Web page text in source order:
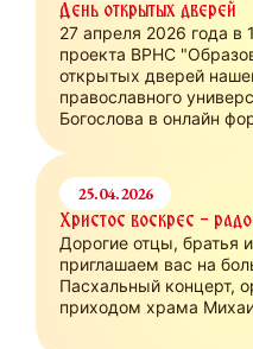
День открытых дверей
27 апреля 2026 года в
проекта ВРНС
открытых дверей
православного
Богослова в онлайн
25.04.2026
Христос воскрес -
Дорогие отцы, братья
приглашаем вас на
Пасхальный концерт,
приходом храма